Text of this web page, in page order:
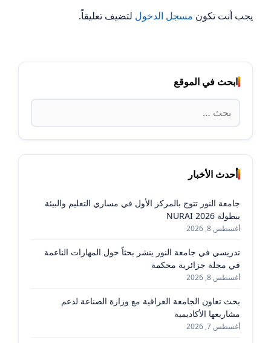
يجب أنت تكون مسجل الدخول لتضيف تعليقاً.
ابحث في الموقع
البحث
عن:
أحدث الأخبار
جامعة النور تتوج بالمركز الأول في مساري التعليم والبيئة
ببطولة NURAI 2026
أغسطس 8, 2026
تدريسي في جامعة النور ينشر بحثاً حول المهارات الناعمة
في مجلة جزائرية محكمة
أغسطس 8, 2026
بحث تعاون الجامعة العراقية مع وزارة الصناعة لدعم
مشاريعها الأكاديمية
أغسطس 7, 2026